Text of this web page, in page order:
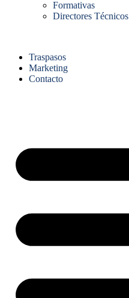
Formativas
Directores Técnicos
Traspasos
Marketing
Contacto